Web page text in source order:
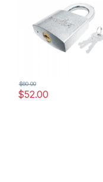
$52.00
$60.00